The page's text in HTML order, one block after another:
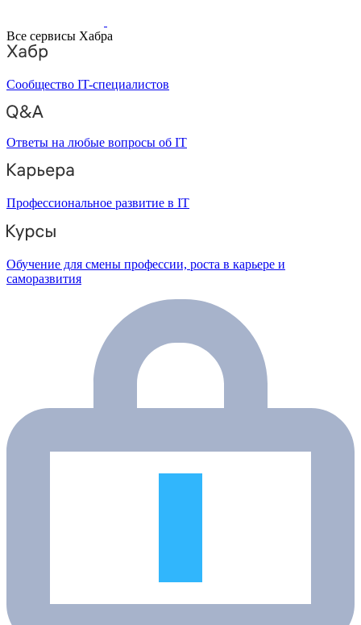
Все сервисы Хабра
Сообщество IT-специалистов
Ответы на любые вопросы об IT
Профессиональное развитие в IT
Обучение для смены профессии, роста в карьере и
саморазвития